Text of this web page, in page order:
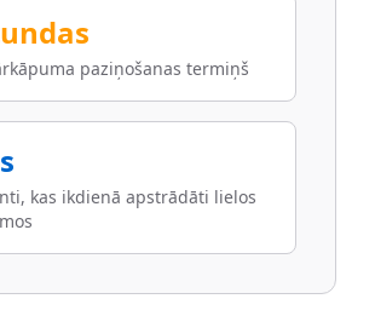
paziņošanas termiņš
kas ikdienā apstrādāti lielos